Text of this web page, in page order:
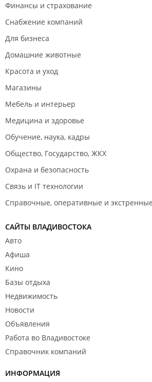
Финансы и страхование
Снабжение компаний
Для бизнеса
Домашние животные
Красота и уход
Магазины
Мебель и интерьер
Медицина и здоровье
Обучение, наука, кадры
Общество, Государство, ЖКХ
Охрана и безопасность
Связь и IT технологии
Справочные, оперативные и
САЙТЫ ВЛАДИВОСТОКА
Авто
Афиша
Кино
Базы отдыха
Недвижимость
Новости
Объявления
Работа во Владивостоке
Справочник компаний
ИНФОРМАЦИЯ